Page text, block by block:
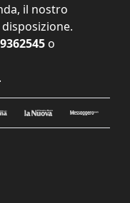
il nostro
o
.